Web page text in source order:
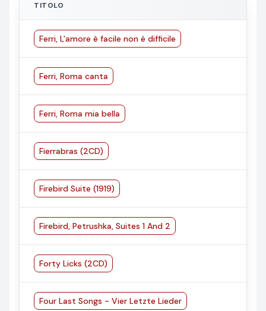
TITOLO
Ferri, L'amore è facile non è difficile
Ferri, Roma canta
Ferri, Roma mia bella
Fierrabras (2CD)
Firebird Suite (1919)
Firebird, Petrushka, Suites 1 And 2
Forty Licks (2CD)
Four Last Songs - Vier Letzte Lieder